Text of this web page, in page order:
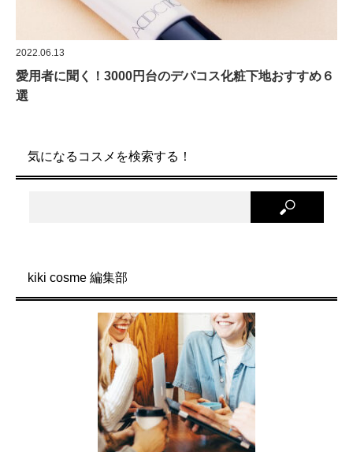
2022.06.13
愛用者に聞く！3000円台のデパコス化粧下地おすすめ６
選
気になるコスメを検索する！
kiki cosme 編集部